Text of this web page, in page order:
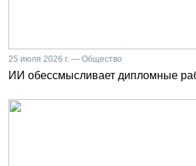
25 июля 2026 г. — Общество
ИИ обессмысливает дипломные